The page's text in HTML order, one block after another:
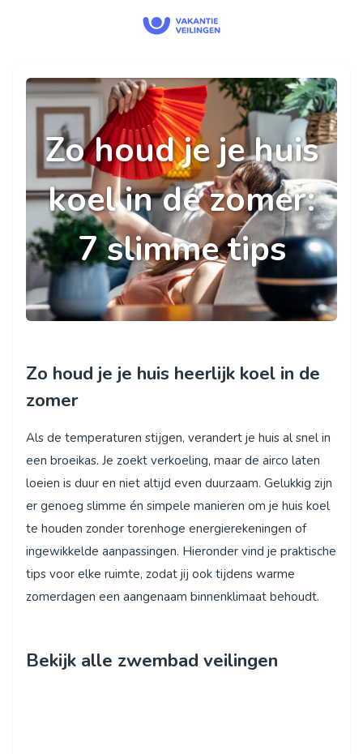
Zo houd je je huis
koel in de zomer:
7 slimme tips
Zo houd je je huis heerlijk koel in de
zomer
Als de temperaturen stijgen, verandert je huis al snel in
een broeikas. Je zoekt verkoeling, maar de airco laten
loeien is duur en niet altijd even duurzaam. Gelukkig zijn
er genoeg slimme én simpele manieren om je huis koel
te houden zonder torenhoge energierekeningen of
ingewikkelde aanpassingen. Hieronder vind je praktische
tips voor elke ruimte, zodat jij ook tijdens warme
zomerdagen een aangenaam binnenklimaat behoudt.
Bekijk alle zwembad veilingen